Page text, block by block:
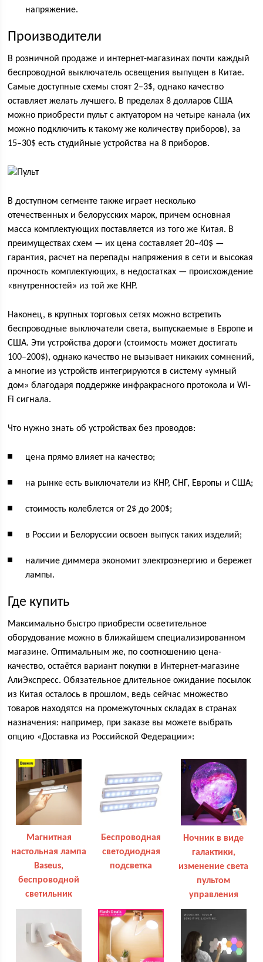
напряжение.
Производители
В розничной продаже и интернет-магазинах почти каждый
беспроводной выключатель освещения выпущен в Китае.
Самые доступные схемы стоят 2–3$, однако качество
оставляет желать лучшего. В пределах 8 долларов США
можно приобрести пульт с актуатором на четыре канала (их
можно подключить к такому же количеству приборов), за
15–30$ есть студийные устройства на 8 приборов.
В доступном сегменте также играет несколько
отечественных и белорусских марок, причем основная
масса комплектующих поставляется из того же Китая. В
преимуществах схем — их цена составляет 20–40$ —
гарантия, расчет на перепады напряжения в сети и высокая
прочность комплектующих, в недостатках — происхождение
«внутренностей» из той же КНР.
Наконец, в крупных торговых сетях можно встретить
беспроводные выключатели света, выпускаемые в Европе и
США. Эти устройства дороги (стоимость может достигать
100–200$), однако качество не вызывает никаких сомнений,
а многие из устройств интегрируются в систему «умный
дом» благодаря поддержке инфракрасного протокола и Wi-
Fi сигнала.
Что нужно знать об устройствах без проводов:
цена прямо влияет на качество;
на рынке есть выключатели из КНР, СНГ, Европы и США;
стоимость колеблется от 2$ до 200$;
в России и Белоруссии освоен выпуск таких изделий;
наличие диммера экономит электроэнергию и бережет
лампы.
Где купить
Максимально быстро приобрести осветительное
оборудование можно в ближайшем специализированном
магазине. Оптимальным же, по соотношению цена-
качество, остаётся вариант покупки в Интернет-магазине
АлиЭкспресс. Обязательное длительное ожидание посылок
из Китая осталось в прошлом, ведь сейчас множество
товаров находятся на промежуточных складах в странах
назначения: например, при заказе вы можете выбрать
опцию «Доставка из Российской Федерации»:
Магнитная
настольная лампа
Baseus,
беспроводной
светильник
Беспроводная
светодиодная
подсветка
Ночник в виде
галактики,
изменение света
пультом
управления